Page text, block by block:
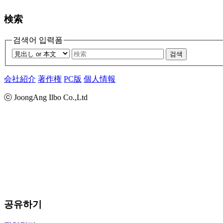
検索
검색어 입력폼
검색
会社紹介 著作権 PC版 個人情報
ⓒ JoongAng Ilbo Co.,Ltd
공유하기